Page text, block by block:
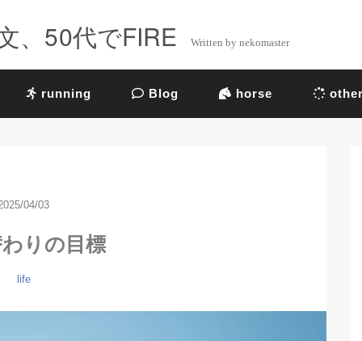
、50代でFIRE Written by nekomaster
running Blog horse
04/03
りの目標
life